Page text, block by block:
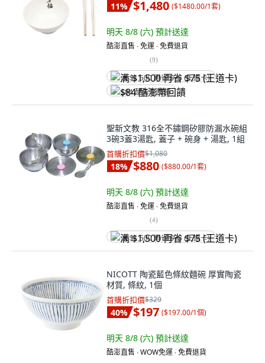
11% $1,480 ($1480.00/1套)
明天 8/8 (六) 預計送達
酷澎直售 ∙ 免運 ∙ 免費退貨
(9)
满 $1,500 再省 $75 (王道卡)
$84 酷澎幣回饋
聖新文教 316全不鏽鋼矽膠防漏水碗組
3碗3蓋3湯匙, 蓋子 + 碗身 + 湯匙, 1組
首購折扣價$1,080
18% $880 ($880.00/1套)
明天 8/8 (六) 預計送達
酷澎直售 ∙ 免運 ∙ 免費退貨
(4)
满 $1,500 再省 $75 (王道卡)
NICOTT 陶瓷藍色條紋麵碗 厚實陶瓷
材質, 條紋, 1個
首購折扣價$329
40% $197 ($197.00/1個)
明天 8/8 (六) 預計送達
酷澎直售 ∙ WOW免運 ∙ 免費退貨